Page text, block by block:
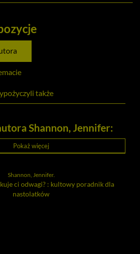
także
Shannon, Jennifer:
Pokaż więcej
Shannon, Jennifer.
ci odwagi? : kultowy poradnik dla
nastolatków